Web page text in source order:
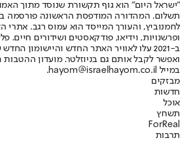
"ישראל היום" הוא גוף תקשורת שנוסד מתוך
ופרשנויות, וידיאו, פודקאסטים ושידורים חיים.
ב-2021 עלו לאוויר האתר החדש
ואפשר לקבל אותם גם בניוזלטר. מועדון
במייל hayom@israelhayom.co.il.
מבזקים
חדשות
אוכל
תשחץ
ForReal
תרבות